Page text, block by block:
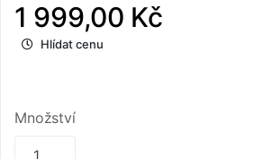
1 999,00 Kč
Hlídat cenu
Množství